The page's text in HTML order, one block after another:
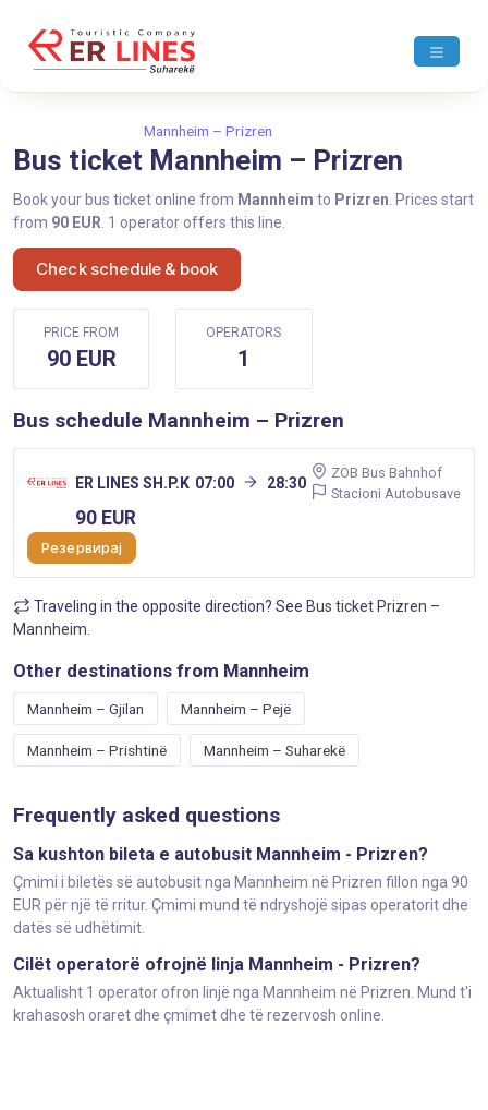
Mannheim – Prizren
Bus ticket Mannheim – Prizren
Book your bus ticket online from Mannheim to Prizren . Prices start
from 90 EUR . 1 operator offers this line.
Check schedule & book
PRICE FROM
90 EUR
OPERATORS
1
Bus schedule Mannheim – Prizren
ER LINES SH.P.K 07:00 28:30
ZOB Bus Bahnhof
Stacioni Autobusave
90 EUR
Резервирај
Traveling in the opposite direction? See Bus ticket Prizren –
Mannheim
Other destinations from Mannheim
Mannheim – Gjilan Mannheim – Pejë
Mannheim – Prishtinë Mannheim – Suharekë
Frequently asked questions
Sa kushton bileta e autobusit Mannheim - Prizren?
Çmimi i biletës së autobusit nga Mannheim në Prizren fillon nga 90
EUR për një të rritur. Çmimi mund të ndryshojë sipas operatorit dhe
datës së udhëtimit.
Cilët operatorë ofrojnë linja Mannheim - Prizren?
Aktualisht 1 operator ofron linjë nga Mannheim në Prizren. Mund t'i
krahasosh oraret dhe çmimet dhe të rezervosh online.